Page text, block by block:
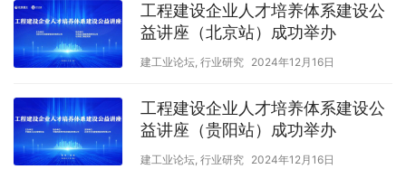
工程建设企业人才培养体系建设公
益讲座（北京站）成功举办
建工业论坛, 行业研究 2024年12月16日
工程建设企业人才培养体系建设公
益讲座（贵阳站）成功举办
建工业论坛, 行业研究 2024年12月16日